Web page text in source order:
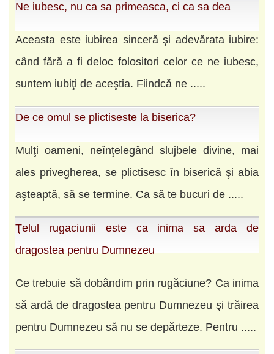
Ne iubesc, nu ca sa primeasca, ci ca sa dea
Aceasta este iubirea sinceră şi adevărata iubire:
când fără a fi deloc folositori celor ce ne iubesc,
suntem iubiţi de aceştia. Fiindcă ne .....
De ce omul se plictiseste la biserica?
Mulţi oameni, neînţelegând slujbele divine, mai
ales privegherea, se plictisesc în biserică şi abia
aşteaptă, să se termine. Ca să te bucuri de .....
Ţelul rugaciunii este ca inima sa arda de
dragostea pentru Dumnezeu
Ce trebuie să dobândim prin rugăciune? Ca inima
să ardă de dragostea pentru Dumnezeu şi trăirea
pentru Dumnezeu să nu se depărteze. Pentru .....